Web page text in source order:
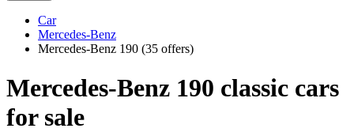
Car
Mercedes-Benz
Mercedes-Benz 190 (35 offers)
Mercedes-Benz 190 classic cars
for sale